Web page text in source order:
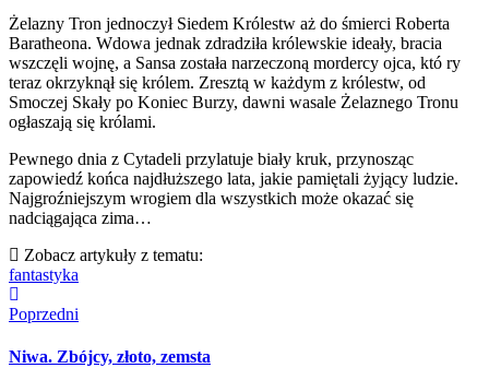
Żelazny Tron jednoczył Siedem Królestw aż do śmierci Roberta
Baratheona. Wdowa jednak zdradziła królewskie ideały, bracia
wszczęli wojnę, a Sansa została narzeczoną mordercy ojca, któ ry
teraz okrzyknął się królem. Zresztą w każdym z królestw, od
Smoczej Skały po Koniec Burzy, dawni wasale Żelaznego Tronu
ogłaszają się królami.
Pewnego dnia z Cytadeli przylatuje biały kruk, przynosząc
zapowiedź końca najdłuższego lata, jakie pamiętali żyjący ludzie.
Najgroźniejszym wrogiem dla wszystkich może okazać się
nadciągająca zima…
Zobacz artykuły z tematu:
fantastyka
Poprzedni
Niwa. Zbójcy, złoto, zemsta